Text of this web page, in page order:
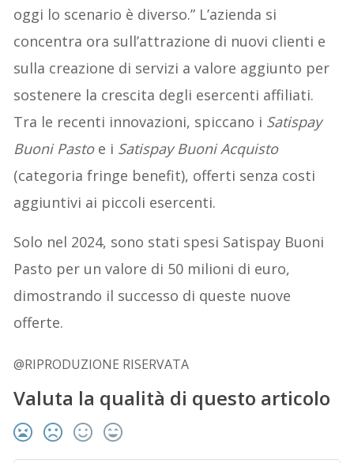
oggi lo scenario è diverso.” L’azienda si
concentra ora sull’attrazione di nuovi clienti e
sulla creazione di servizi a valore aggiunto per
sostenere la crescita degli esercenti affiliati.
Tra le recenti innovazioni, spiccano i Satispay
Buoni Pastoe i Satispay Buoni Acquisto
(categoria fringe benefit), offerti senza costi
aggiuntivi ai piccoli esercenti.
Solo nel 2024, sono stati spesi Satispay Buoni
Pasto per un valore di 50 milioni di euro,
dimostrando il successo di queste nuove
offerte.
@RIPRODUZIONE RISERVATA
Valuta la qualità di questo articolo